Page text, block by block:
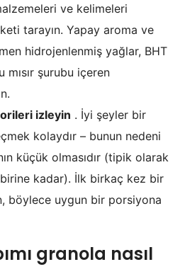
ve kelimeleri
tarayın. Yapay aroma ve
hidrojenlenmiş yağlar, BHT
şurubu içeren
izleyin . İyi şeyler bir
kolaydır – bunun nedeni
küçük olmasıdır (tipik olarak
kadar). İlk birkaç kez bir
böylece uygun bir porsiyona
granola nasıl